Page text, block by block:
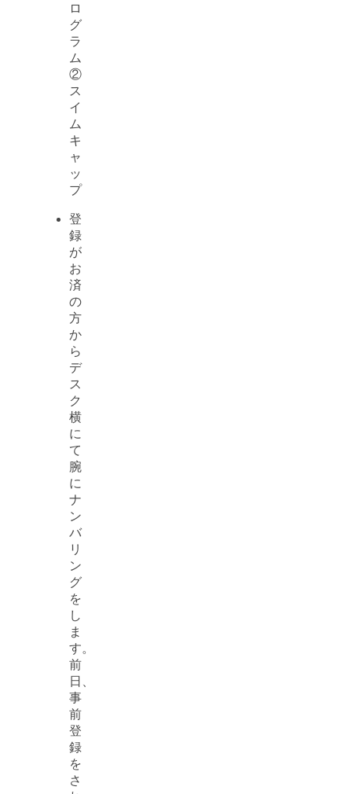
ロ
グ
ラ
ム
②
ス
イ
ム
キ
ャ
ッ
プ
登
録
が
お
済
の
方
か
ら
デ
ス
ク
横
に
て
腕
に
ナ
ン
バ
リ
ン
グ
を
し
ま
す。
前
日、
事
前
登
録
を
さ